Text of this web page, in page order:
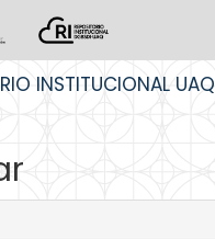
INSTITUCIONAL UAQ